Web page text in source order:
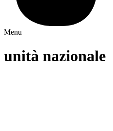
Menu
unità nazionale